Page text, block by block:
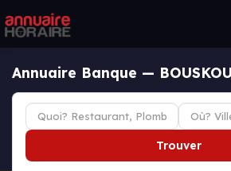
Annuaire Banque —
Trouver